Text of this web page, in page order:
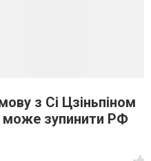
з Сі Цзіньпіном
може зупинити РФ